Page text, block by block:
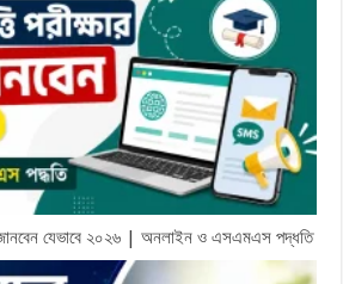
জানবেন যেভাবে ২০২৬ | অনলাইন ও এসএমএস পদ্ধতি